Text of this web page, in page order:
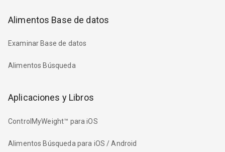
Alimentos Base de datos
Examinar Base de datos
Alimentos Búsqueda
Aplicaciones y Libros
ControlMyWeight™ para iOS
Alimentos Búsqueda para iOS / Android